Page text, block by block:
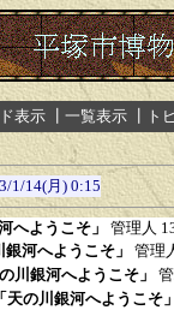
表示 一覧表示 ト
1/14(月) 0:15
へようこそ」 管理人
河へようこそ」
管理
川銀河へようこそ」
の川銀河へようこそ」